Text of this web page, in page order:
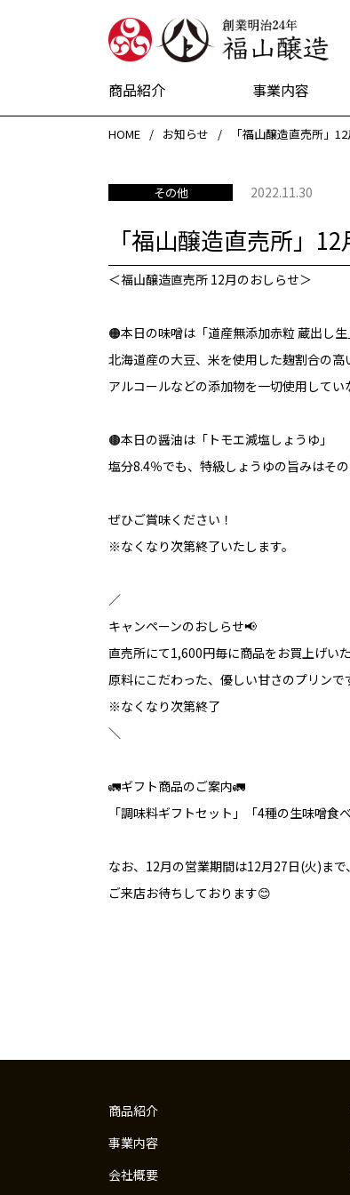
商品紹介 事業内容
HOME お知らせ 「福山醸造直売所」
その他 2022.11.30
「福山醸造直売所」
＜福山醸造直売所 12月のおしらせ＞
🟠本日の味噌は「道産無添加赤粒 蔵出し生
北海道産の大豆、米を使用した麹割合の高
アルコールなどの添加物を一切使用してい
🟤本日の醤油は「トモエ減塩しょうゆ」
塩分8.4％でも、特級しょうゆの旨みはそ
ぜひご賞味ください！
※なくなり次第終了いたします。
／
キャンペーンのおしらせ📢
直売所にて1,600円毎に商品をお買上げい
原料にこだわった、優しい甘さのプリンで
※なくなり次第終了
＼
🚛ギフト商品のご案内🚛
「調味料ギフトセット」「4種の生味噌
なお、12月の営業期間は12月27日(火)ま
ご来店お待ちしております😊
商品紹介
事業内容
会社概要